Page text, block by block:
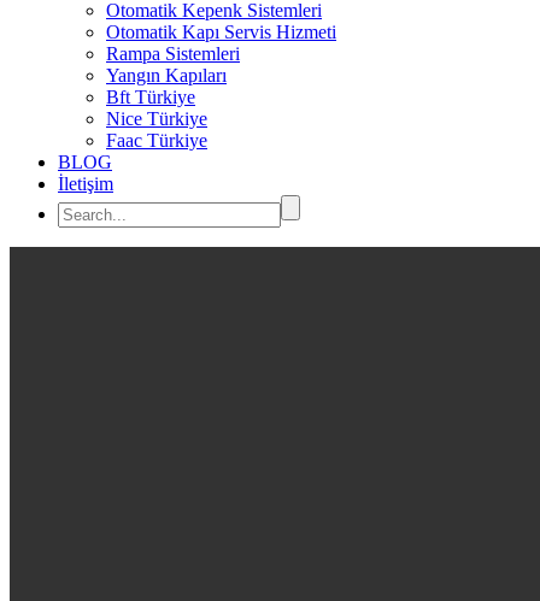
Otomatik Kepenk Sistemleri
Otomatik Kapı Servis Hizmeti
Rampa Sistemleri
Yangın Kapıları
Bft Türkiye
Nice Türkiye
Faac Türkiye
BLOG
İletişim